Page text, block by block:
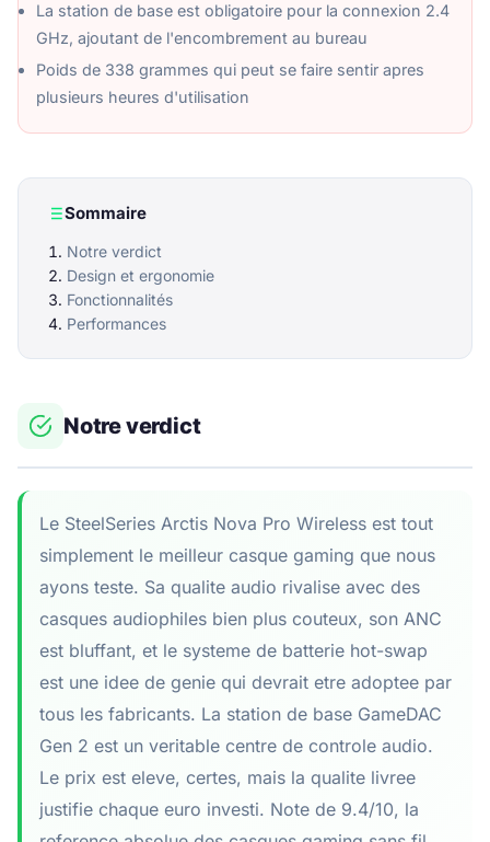
La station de base est obligatoire pour la connexion 2.4
GHz, ajoutant de l'encombrement au bureau
Poids de 338 grammes qui peut se faire sentir apres
plusieurs heures d'utilisation
Sommaire
Notre verdict
Design et ergonomie
Fonctionnalités
Performances
Notre verdict
Le SteelSeries Arctis Nova Pro Wireless est tout
simplement le meilleur casque gaming que nous
ayons teste. Sa qualite audio rivalise avec des
casques audiophiles bien plus couteux, son ANC
est bluffant, et le systeme de batterie hot-swap
est une idee de genie qui devrait etre adoptee par
tous les fabricants. La station de base GameDAC
Gen 2 est un veritable centre de controle audio.
Le prix est eleve, certes, mais la qualite livree
justifie chaque euro investi. Note de 9.4/10, la